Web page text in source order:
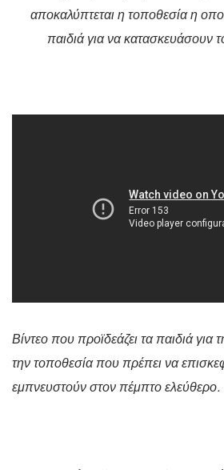
αποκαλύπτεται η τοποθεσία η
παιδιά για να κατασκευάσουν
Βίντεο που προϊδεάζει τα παιδιά για
την τοποθεσία που πρέπει να
εμπνευστούν στον πέμπτο ελεύθερο.